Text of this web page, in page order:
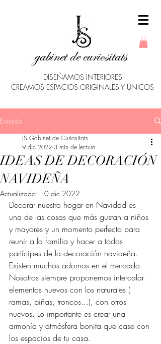
gabinet de curiositats
DISEÑAMOS INTERIORES
CREAMOS ESPACIOS ORIGINALES Y ÚNICOS
Entrada
IDEAS DE DECORACIÓN
NAVIDEÑA
JS Gabinet de Curiositats
9 dic 2022 3 min de lectura
Actualizado: 10 dic 2022
Decorar nuestro hogar en Navidad es
una de las cosas que más gustan a niños
y mayores y un momento perfecto para
reunir a la familia y hacer a todos
partícipes de la decoración navideña.
Existen muchos adornos en el mercado.
Nosotros siempre proponemos intercalar
elementos nuevos con los naturales (
ramas, piñas, troncos...), con otros
nuevos. Lo importante es crear una
armonía y atmósfera bonita que case con
los espacios de tu casa.